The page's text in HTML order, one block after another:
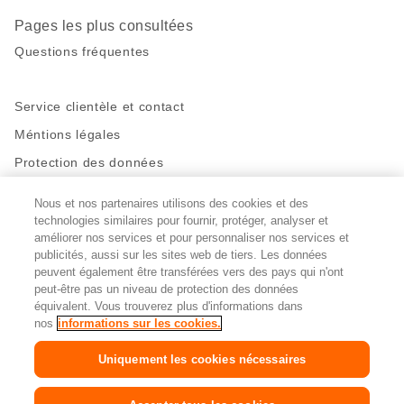
Pages les plus consultées
Questions fréquentes
Service clientèle et contact
Méntions légales
Protection des données
Restez en contact!
Facebook
http://twitter.com/migros
https://www.youtube.com/user/
PinterestInstagram
Paramètres des cookies
FR IT
Nous et nos partenaires utilisons des cookies et des
technologies similaires pour fournir, protéger, analyser et
améliorer nos services et pour personnaliser nos services et
publicités, aussi sur les sites web de tiers. Les données
peuvent également être transférées vers des pays qui n'ont
peut-être pas un niveau de protection des données
équivalent. Vous trouverez plus d'informations dans
nos informations sur les cookies.
Uniquement les cookies nécessaires